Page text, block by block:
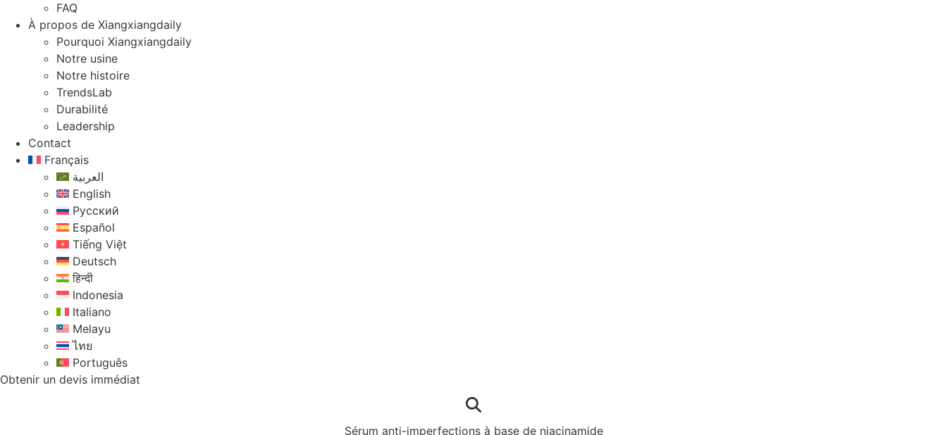
FAQ
À propos de Xiangxiangdaily
Pourquoi Xiangxiangdaily
Notre usine
Notre histoire
TrendsLab
Durabilité
Leadership
Contact
Français
العربية
English
Русский
Español
Tiếng Việt
Deutsch
हिन्दी
Indonesia
Italiano
Melayu
ไทย
Português
Obtenir un devis immédiat
Sérum anti-imperfections à base de niacinamide